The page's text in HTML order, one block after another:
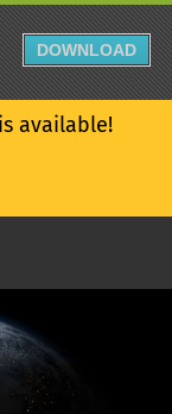
available!
DOWNLOAD